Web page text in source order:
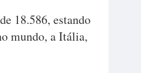
18.586, estando
mundo, a Itália,